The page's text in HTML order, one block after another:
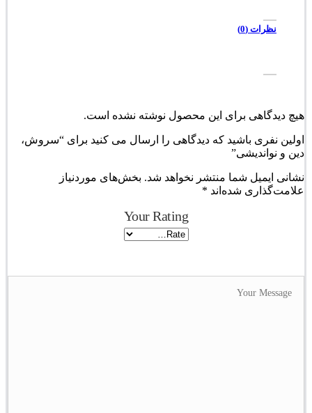
نظرات (0)
هیچ دیدگاهی برای این محصول نوشته نشده است.
اولین نفری باشید که دیدگاهی را ارسال می کنید برای “سروش،
دین و نواندیشی”
نشانی ایمیل شما منتشر نخواهد شد. بخش‌های موردنیاز
علامت‌گذاری شده‌اند *
Your Rating